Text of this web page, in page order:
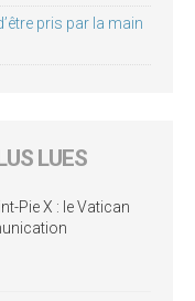
pris par la main
LUES
Pie X : le Vatican